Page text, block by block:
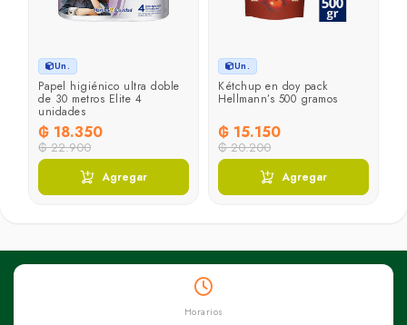
Un.
Papel higiénico ultra doble
de 30 metros Elite 4
unidades
₲ 18.350
₲ 22.900
Agregar
Un.
Kétchup en doy pack
Hellmann’s 500 gramos
₲ 15.150
₲ 20.200
Agregar
Horarios